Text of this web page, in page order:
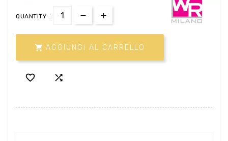
QUANTITY :
 AGGIUNGI AL CARRELLO
 